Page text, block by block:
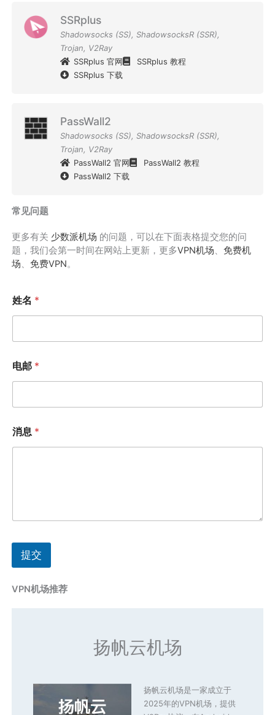
SSRplus
Shadowsocks (SS), ShadowsocksR (SSR),
Trojan, V2Ray
SSRplus 官网
SSRplus 教程
SSRplus 下载
PassWall2
Shadowsocks (SS), ShadowsocksR (SSR),
Trojan, V2Ray
PassWall2 官网
PassWall2 教程
PassWall2 下载
常见问题
更多有关 少数派机场 的问题，可以在下面表格提交您的问
题，我们会第一时间在网站上更新，更多VPN机场、免费机
场、免费VPN。
姓名 *
电邮 *
消息 *
提交
VPN机场推荐
扬帆云机场
扬帆云机场是一家成立于
2025年的VPN机场，提供